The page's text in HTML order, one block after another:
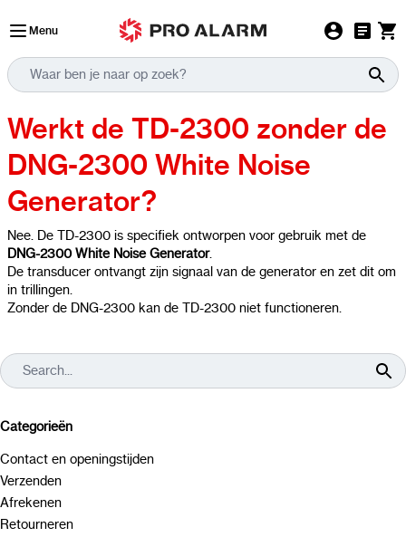
Menu
Werkt de TD-2300 zonder de
DNG-2300 White Noise
Generator?
Nee. De TD-2300 is specifiek ontworpen voor gebruik met de
DNG-2300 White Noise Generator.
De transducer ontvangt zijn signaal van de generator en zet dit om
in trillingen.
Zonder de DNG-2300 kan de TD-2300 niet functioneren.
Categorieën
Contact en openingstijden
Verzenden
Afrekenen
Retourneren